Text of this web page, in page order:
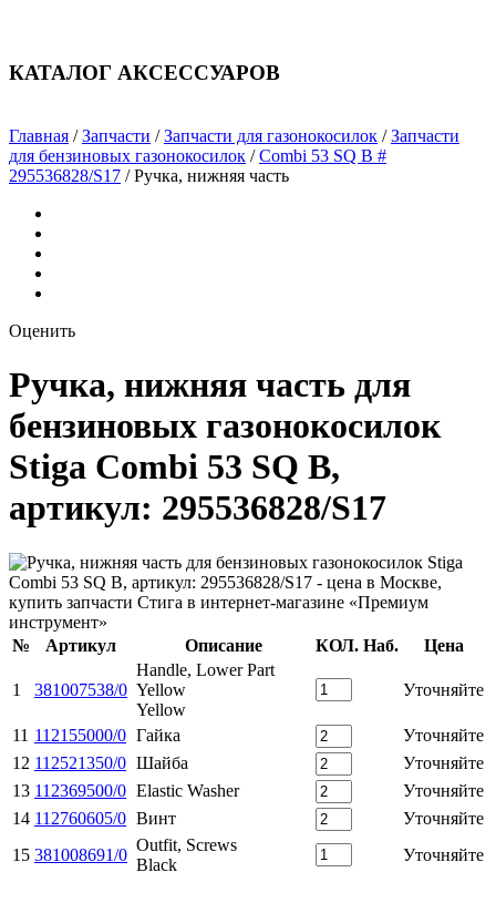
КАТАЛОГ АКСЕССУАРОВ
Главная /Запчасти /Запчасти для газонокосилок /Запчасти
для бензиновых газонокосилок /Combi 53 SQ B #
295536828/S17 /Ручка, нижняя часть
Оценить
Ручка, нижняя часть для
бензиновых газонокосилок
Stiga Combi 53 SQ B,
артикул: 295536828/S17
№ Артикул Описание КОЛ. Наб. Цена
1 381007538/0
Handle, Lower Part
Yellow
Yellow
Уточняйте
11 112155000/0 Гайка
Уточняйте
12 112521350/0 Шайба
Уточняйте
13 112369500/0 Elastic Washer
Уточняйте
14 112760605/0 Винт
Уточняйте
15 381008691/0
Outfit, Screws
Black
Уточняйте